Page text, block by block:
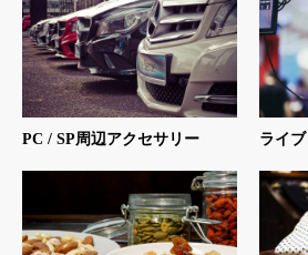
PC / SP周辺アクセサリー ライ